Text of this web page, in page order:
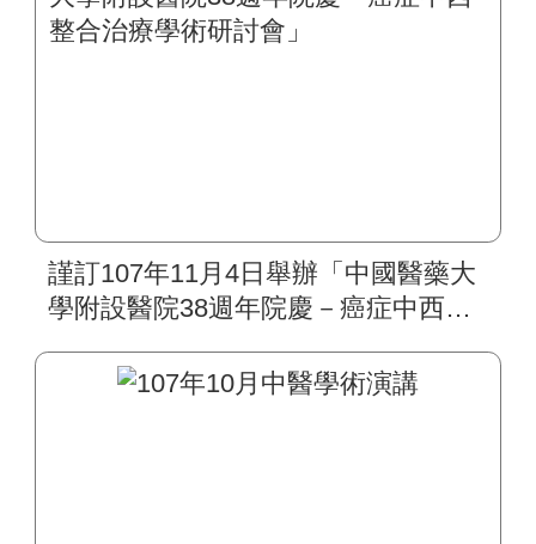
謹訂107年11月4日舉辦「中國醫藥大
學附設醫院38週年院慶－癌症中西整